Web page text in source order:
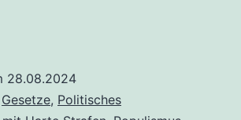
28.08.2024
Gesetze, Politisches